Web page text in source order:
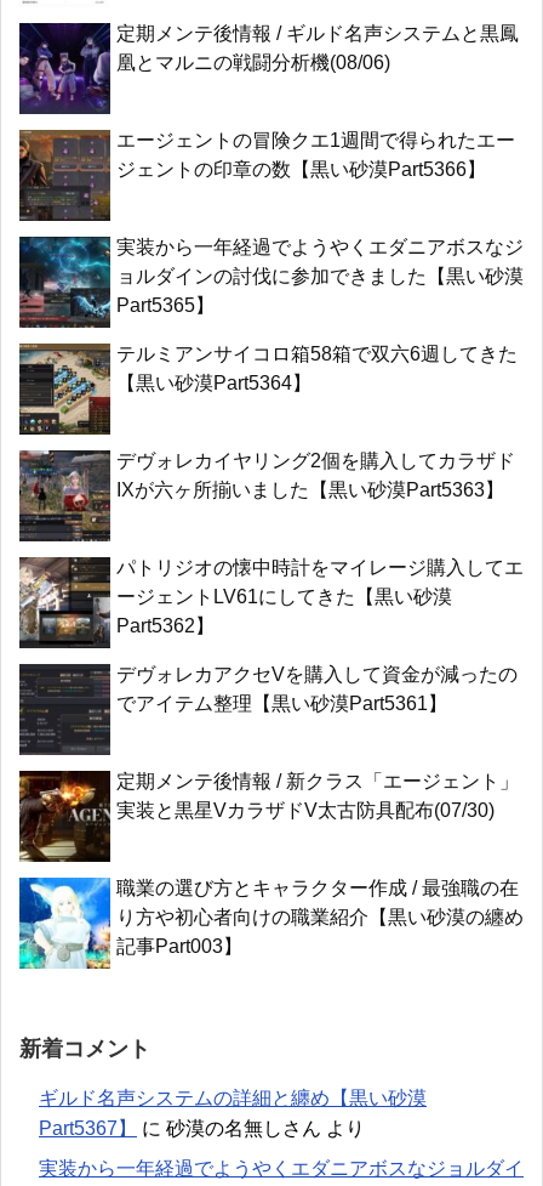
定期メンテ後情報 / ギルド名声システムと黒鳳
凰とマルニの戦闘分析機(08/06)
エージェントの冒険クエ1週間で得られたエー
ジェントの印章の数【黒い砂漠Part5366】
実装から一年経過でようやくエダニアボスなジ
ョルダインの討伐に参加できました【黒い砂漠
Part5365】
テルミアンサイコロ箱58箱で双六6週してきた
【黒い砂漠Part5364】
デヴォレカイヤリング2個を購入してカラザド
IXが六ヶ所揃いました【黒い砂漠Part5363】
パトリジオの懐中時計をマイレージ購入してエ
ージェントLV61にしてきた【黒い砂漠
Part5362】
デヴォレカアクセVを購入して資金が減ったの
でアイテム整理【黒い砂漠Part5361】
定期メンテ後情報 / 新クラス「エージェント」
実装と黒星VカラザドV太古防具配布(07/30)
職業の選び方とキャラクター作成 / 最強職の在
り方や初心者向けの職業紹介【黒い砂漠の纏め
記事Part003】
新着コメント
ギルド名声システムの詳細と纏め【黒い砂漠
Part5367】
に 砂漠の名無しさん より
実装から一年経過でようやくエダニアボスなジョルダイ